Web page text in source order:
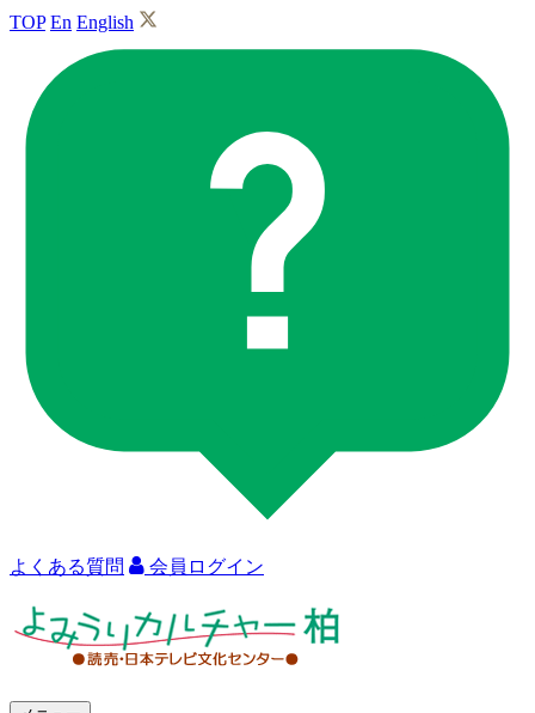
TOP En English
よくある質問 会員ログイン